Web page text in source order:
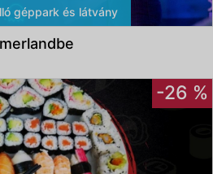
géppark és látvány
-26 %